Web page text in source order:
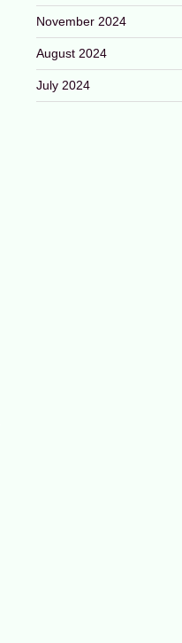
November 2024
August 2024
July 2024